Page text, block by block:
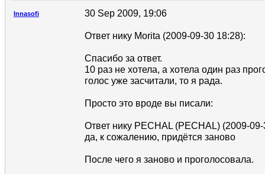
Innasofi 30 Sep 2009, 19:06
Ответ нику Morita (2009-09-30 18:28):
Спасибо за ответ.
10 раз не хотела, а хотела один раз
голос уже засчитали, то я рада.
Просто это вроде вы писали:
Ответ нику PECHAL (PECHAL) (2009-
да, к сожалению, придётся заново
После чего я заново и проголосовала.